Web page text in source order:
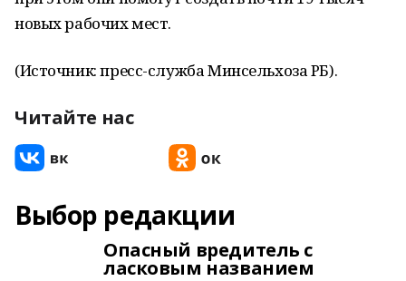
новых рабочих мест.
(Источник: пресс-служба Минсельхоза РБ).
Читайте нас
Выбор редакции
Опасный вредитель с
ласковым названием